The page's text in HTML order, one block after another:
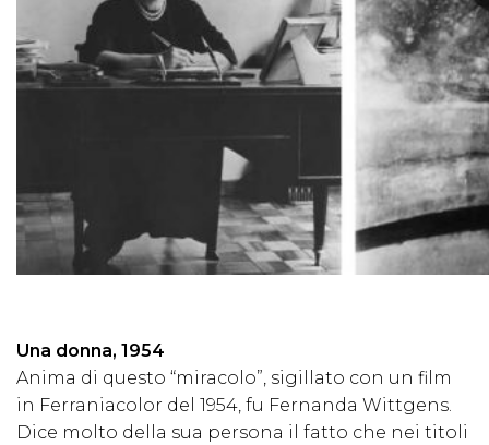
Una donna, 1954
Anima di questo “miracolo”, sigillato con un film
in Ferraniacolor del 1954, fu Fernanda Wittgens.
Dice molto della sua persona il fatto che nei titoli